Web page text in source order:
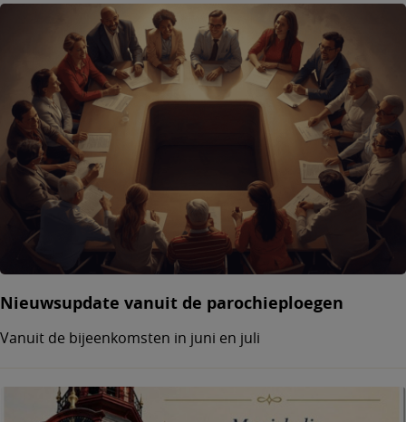
Nieuwsupdate vanuit de parochieploegen
Vanuit de bijeenkomsten in juni en juli